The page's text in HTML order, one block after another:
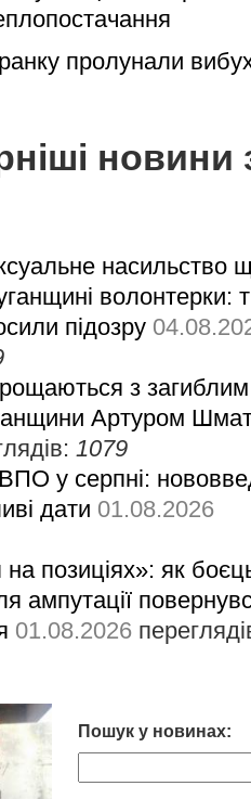
пролунали
новини
насильство
волонтерки:
підозру
з загиблим
Артуром
1079
у серпні:
дати 01.08.2026
позиціях»: як
ампутації
01.08.2026
Пошук у новинах: